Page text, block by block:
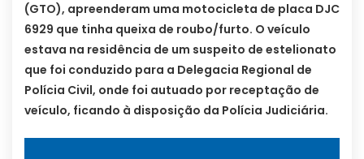
(GTO), apreenderam uma motocicleta de placa DJC
6929 que tinha queixa de roubo/furto. O veículo
estava na residência de um suspeito de estelionato
que foi conduzido para a Delegacia Regional de
Polícia Civil, onde foi autuado por receptação de
veículo, ficando à disposição da Polícia Judiciária.